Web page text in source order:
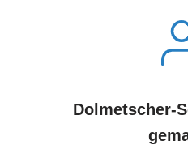
Dolmetscher-